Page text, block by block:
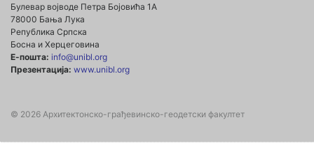
Булевар војводе Петра Бојовића 1А
78000 Бања Лука
Република Српска
Босна и Херцеговина
Е-пошта: info@unibl.org
Презентација: www.unibl.org
© 2026 Архитектонско-грађевинско-геодетски факултет